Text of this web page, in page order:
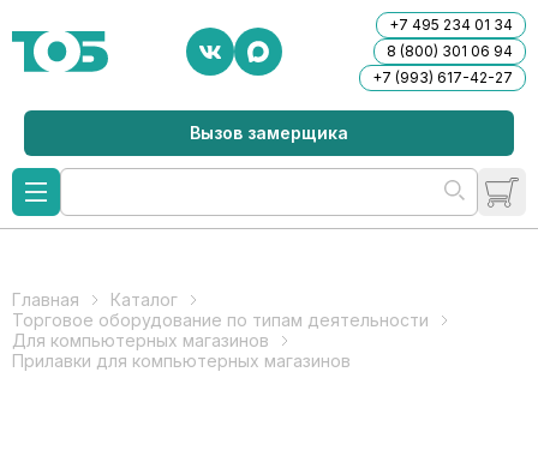
+7 495 234 01 34
8 (800) 301 06 94
+7 (993) 617-42-27
Вызов замерщика
Главная
Каталог
Торговое оборудование по типам деятельности
Для компьютерных магазинов
Прилавки для компьютерных магазинов